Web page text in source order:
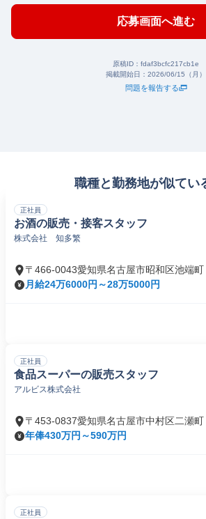
応募画面へ進む
原稿ID： fdaf3bcfc217cb1e
掲載開始日： 2026/06/15（月）
問題を報告する
職種と勤務地が似てい
正社員
お酒の販売・接客スタッフ
株式会社 知多繁
〒466-0043愛知県名古屋市昭和区池端町
月給24万6000円～28万5000円
正社員
食品スーパーの販売スタッフ
アルビス株式会社
〒453-0837愛知県名古屋市中村区二瀬町
年俸430万円～590万円
正社員